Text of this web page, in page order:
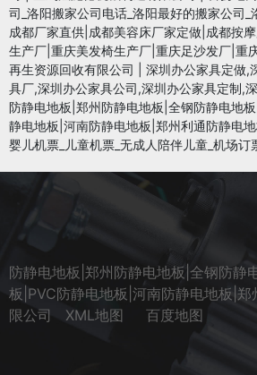
司_洛阳搬家公司电话_洛阳最好的搬家公司_
成都厂家直供|成都美容床厂家定做|成都按
生产厂|重庆美发椅生产厂|重庆足沙发厂|重
再生资源回收有限公司
深圳办公家具定做,
具厂,深圳办公家具公司,深圳办公家具定制,
防静电地板|郑州防静电地板|全钢防静电地
静电地板|河南防静电地板|郑州利通防静电
婴儿机票_儿童机票_无成人陪伴儿童_机场
防静电地板|郑州防静电地板|全钢防静
板|PVC防静电地板|河南防静电地板|
限公司
XML地图 百度地图